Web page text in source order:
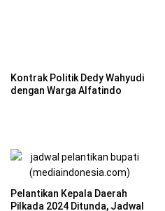
Kontrak Politik Dedy Wahyudi
dengan Warga Alfatindo
Pelantikan Kepala Daerah
Pilkada 2024 Ditunda, Jadwal